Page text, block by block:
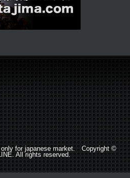
only for japanese market. Copyright ©
All rights reserved.